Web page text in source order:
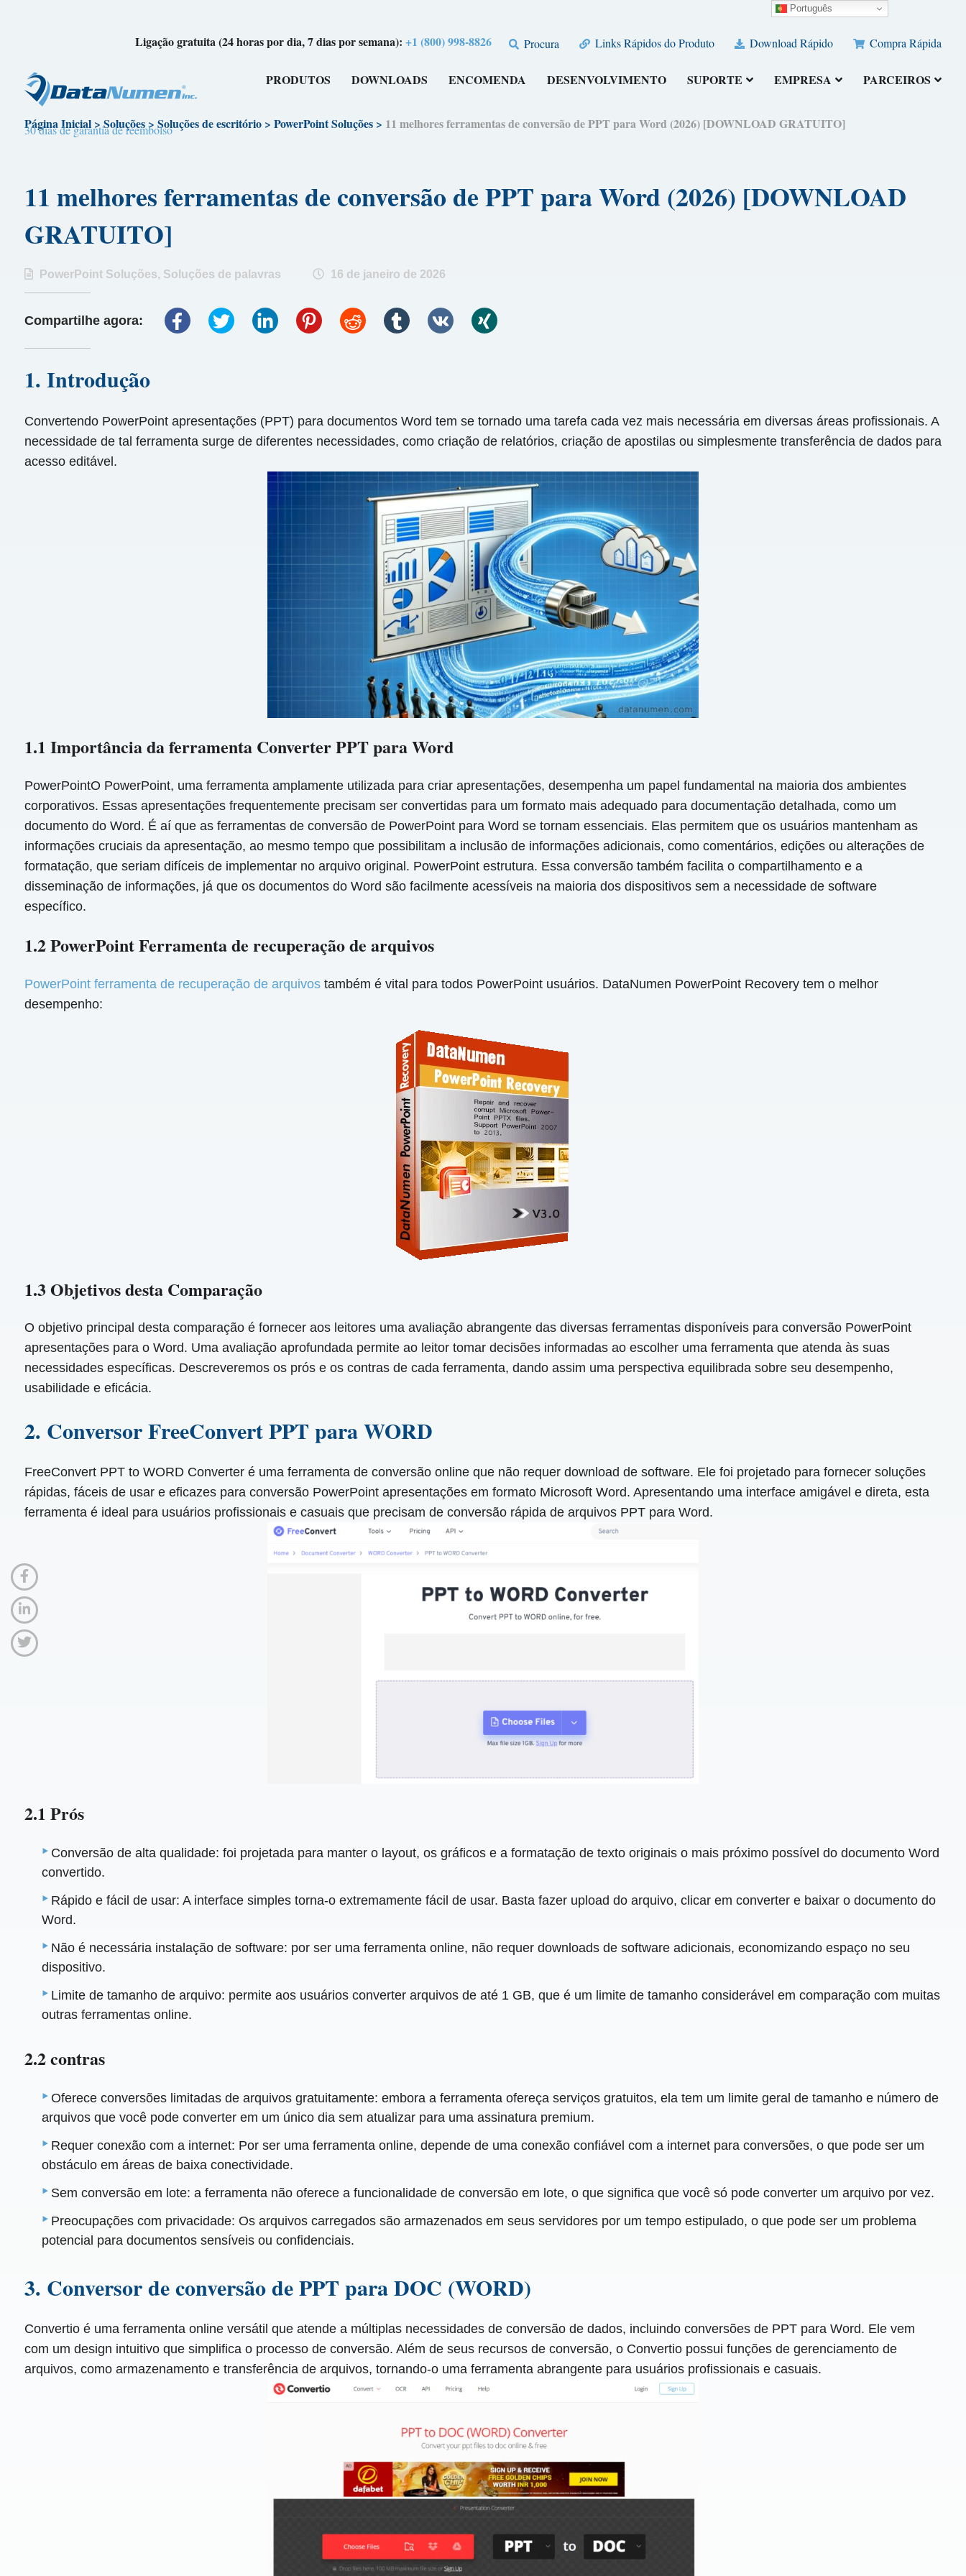
Ligação gratuita (24 horas por dia, 7 dias por semana):+1 (800) 998-8826 Procura Links Rápidos do Produto Download Rápido Compra Rápida
30 dias de garantia de reembolso
PRODUTOS DOWNLOADS ENCOMENDA DESENVOLVIMENTO SUPORTE EMPRESA PARCEIROS
Página Inicial>Soluções> Soluções de escritório> PowerPoint Soluções> 11 melhores ferramentas de conversão de PPT para Word (2026) [DOWNLOAD GRATUITO]
11 melhores ferramentas de conversão de PPT para Word (2026) [DOWNLOAD
GRATUITO]
PowerPoint Soluções, Soluções de palavras 16 de janeiro de 2026
Compartilhe agora:
1. Introdução
Convertendo PowerPoint apresentações (PPT) para documentos Word tem se tornado uma tarefa cada vez mais necessária em diversas áreas profissionais. A
necessidade de tal ferramenta surge de diferentes necessidades, como criação de relatórios, criação de apostilas ou simplesmente transferência de dados para
acesso editável.
1.1 Importância da ferramenta Converter PPT para Word
PowerPointO PowerPoint, uma ferramenta amplamente utilizada para criar apresentações, desempenha um papel fundamental na maioria dos ambientes
corporativos. Essas apresentações frequentemente precisam ser convertidas para um formato mais adequado para documentação detalhada, como um
documento do Word. É aí que as ferramentas de conversão de PowerPoint para Word se tornam essenciais. Elas permitem que os usuários mantenham as
informações cruciais da apresentação, ao mesmo tempo que possibilitam a inclusão de informações adicionais, como comentários, edições ou alterações de
formatação, que seriam difíceis de implementar no arquivo original. PowerPoint estrutura. Essa conversão também facilita o compartilhamento e a
disseminação de informações, já que os documentos do Word são facilmente acessíveis na maioria dos dispositivos sem a necessidade de software
específico.
1.2 PowerPoint Ferramenta de recuperação de arquivos
PowerPoint ferramenta de recuperação de arquivostambém é vital para todos PowerPoint usuários. DataNumen PowerPoint Recovery tem o melhor
desempenho:
1.3 Objetivos desta Comparação
O objetivo principal desta comparação é fornecer aos leitores uma avaliação abrangente das diversas ferramentas disponíveis para conversão PowerPoint
apresentações para o Word. Uma avaliação aprofundada permite ao leitor tomar decisões informadas ao escolher uma ferramenta que atenda às suas
necessidades específicas. Descreveremos os prós e os contras de cada ferramenta, dando assim uma perspectiva equilibrada sobre seu desempenho,
usabilidade e eficácia.
2. Conversor FreeConvert PPT para WORD
FreeConvert PPT to WORD Converter é uma ferramenta de conversão online que não requer download de software. Ele foi projetado para fornecer soluções
rápidas, fáceis de usar e eficazes para conversão PowerPoint apresentações em formato Microsoft Word. Apresentando uma interface amigável e direta, esta
ferramenta é ideal para usuários profissionais e casuais que precisam de conversão rápida de arquivos PPT para Word.
2.1 Prós
Conversão de alta qualidade: foi projetada para manter o layout, os gráficos e a formatação de texto originais o mais próximo possível do documento Word
convertido.
Rápido e fácil de usar: A interface simples torna-o extremamente fácil de usar. Basta fazer upload do arquivo, clicar em converter e baixar o documento do
Word.
Não é necessária instalação de software: por ser uma ferramenta online, não requer downloads de software adicionais, economizando espaço no seu
dispositivo.
Limite de tamanho de arquivo: permite aos usuários converter arquivos de até 1 GB, que é um limite de tamanho considerável em comparação com muitas
outras ferramentas online.
2.2 contras
Oferece conversões limitadas de arquivos gratuitamente: embora a ferramenta ofereça serviços gratuitos, ela tem um limite geral de tamanho e número de
arquivos que você pode converter em um único dia sem atualizar para uma assinatura premium.
Requer conexão com a internet: Por ser uma ferramenta online, depende de uma conexão confiável com a internet para conversões, o que pode ser um
obstáculo em áreas de baixa conectividade.
Sem conversão em lote: a ferramenta não oferece a funcionalidade de conversão em lote, o que significa que você só pode converter um arquivo por vez.
Preocupações com privacidade: Os arquivos carregados são armazenados em seus servidores por um tempo estipulado, o que pode ser um problema
potencial para documentos sensíveis ou confidenciais.
3. Conversor de conversão de PPT para DOC (WORD)
Convertio é uma ferramenta online versátil que atende a múltiplas necessidades de conversão de dados, incluindo conversões de PPT para Word. Ele vem
com um design intuitivo que simplifica o processo de conversão. Além de seus recursos de conversão, o Convertio possui funções de gerenciamento de
arquivos, como armazenamento e transferência de arquivos, tornando-o uma ferramenta abrangente para usuários profissionais e casuais.
Português